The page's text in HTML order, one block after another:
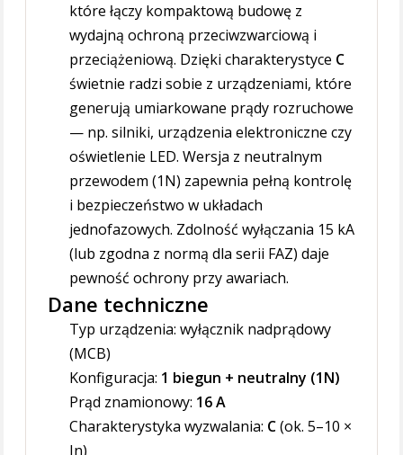
które łączy kompaktową budowę z
wydajną ochroną przeciwzwarciową i
przeciążeniową. Dzięki charakterystyce C
świetnie radzi sobie z urządzeniami, które
generują umiarkowane prądy rozruchowe
— np. silniki, urządzenia elektroniczne czy
oświetlenie LED. Wersja z neutralnym
przewodem (1N) zapewnia pełną kontrolę
i bezpieczeństwo w układach
jednofazowych. Zdolność wyłączania 15 kA
(lub zgodna z normą dla serii FAZ) daje
pewność ochrony przy awariach.
Dane techniczne
Typ urządzenia: wyłącznik nadprądowy
(MCB)
Konfiguracja: 1 biegun + neutralny (1N)
Prąd znamionowy: 16 A
Charakterystyka wyzwalania: C(ok. 5–10 ×
In)